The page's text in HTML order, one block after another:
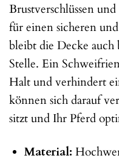
Brustverschlüssen
für einen sicheren
bleibt die Decke
Stelle. Ein
Halt und verhindert
können sich darauf
sitzt und Ihr Pferd
Material: